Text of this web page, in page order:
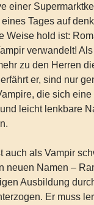
einer
Tages auf
Weise hold ist:
verwandelt!
zu den Herren
er, sind nur
die sich
leicht lenkbare
auch als Vampir
neuen Namen –
Ausbildung
Er muss